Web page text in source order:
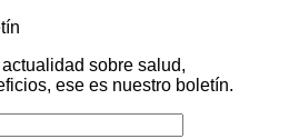
sobre salud,
ese es nuestro boletín.